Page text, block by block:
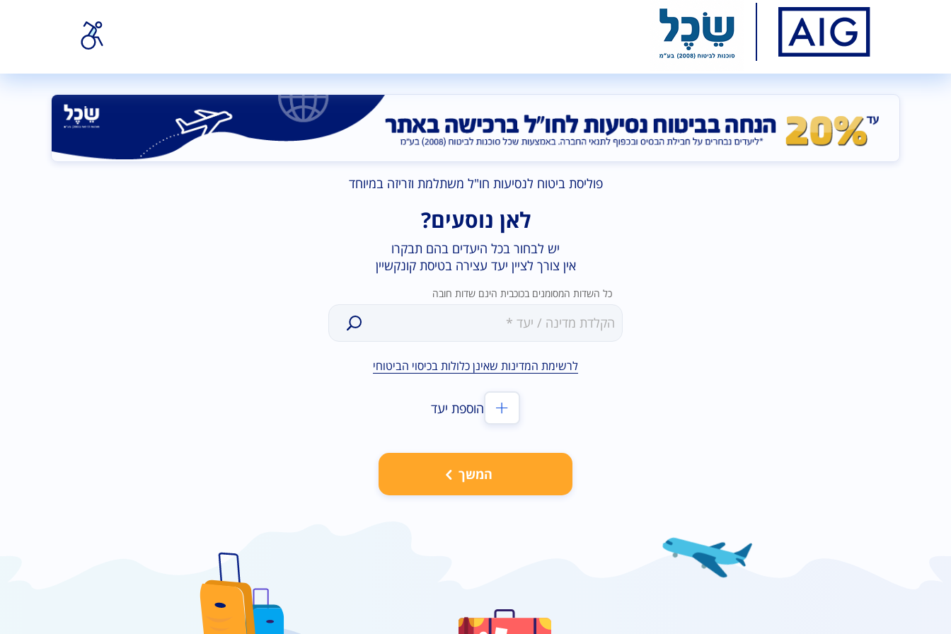
פוליסת ביטוח לנסיעות חו"ל משתלמת וזריזה במיוחד
לאן נוסעים?
יש לבחור בכל היעדים בהם תבקרו
אין צורך לציין יעד עצירה בטיסת קונקשיין
כל השדות המסומנים בכוכבית הינם שדות חובה
נמצאו
לרשימת המדינות שאינן כלולות בכיסוי הביטוחי
הוספת יעד
המשך